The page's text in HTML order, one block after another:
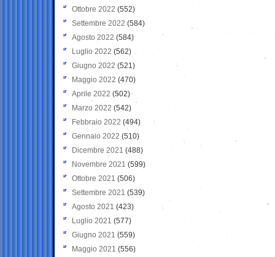
Ottobre 2022 (552)
Settembre 2022 (584)
Agosto 2022 (584)
Luglio 2022 (562)
Giugno 2022 (521)
Maggio 2022 (470)
Aprile 2022 (502)
Marzo 2022 (542)
Febbraio 2022 (494)
Gennaio 2022 (510)
Dicembre 2021 (488)
Novembre 2021 (599)
Ottobre 2021 (506)
Settembre 2021 (539)
Agosto 2021 (423)
Luglio 2021 (577)
Giugno 2021(559)
Maggio 2021 (556)